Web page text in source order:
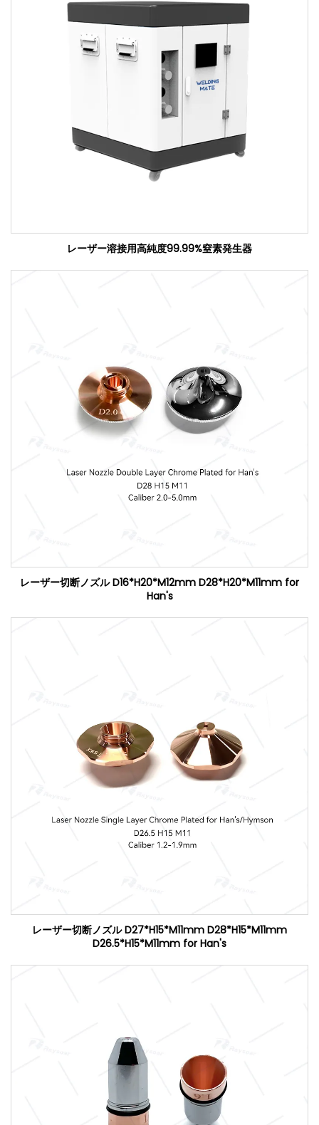
レーザー溶接用高純度99.99%窒素発生器
レーザー切断ノズル D16*H20*M12mm D28*H20*M11mm for
Han's
レーザー切断ノズル D27*H15*M11mm D28*H15*M11mm
D26.5*H15*M11mm for Han's